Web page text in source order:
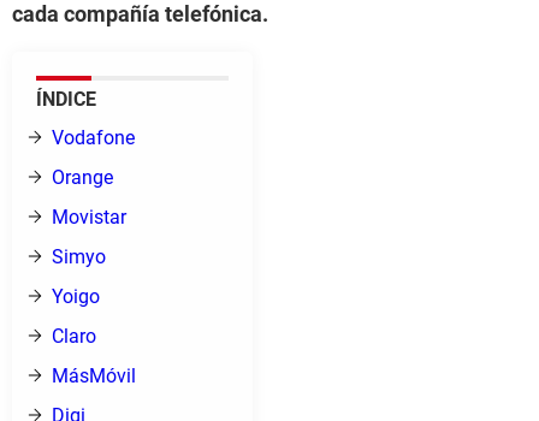
cada compañía telefónica.
ÍNDICE
Vodafone
Orange
Movistar
Simyo
Yoigo
Claro
MásMóvil
Digi